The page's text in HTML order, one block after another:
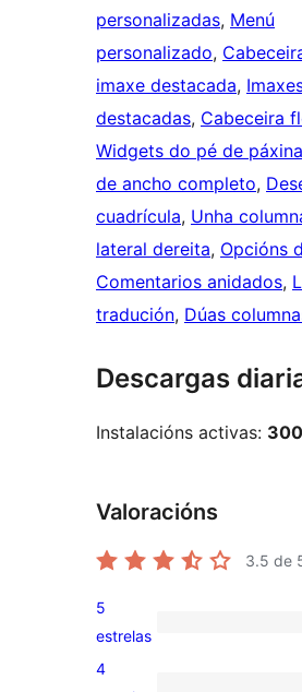
personalizadas, Menú
personalizado,
imaxe destacada,
destacadas, Cabeceira
Widgets do pé de páxina
de ancho completo,
cuadrícula, Unha
lateral dereita, Opcións
Comentarios anidados,
tradución, Dúas
Descargas
Instalacións activas:
Valoracións
3.5 de
1
valoración
5
estrelas
4